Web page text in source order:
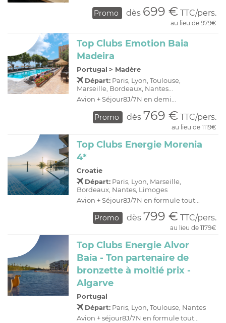
Promo dès 699 € TTC/pers.
au lieu de 979€
Top Clubs Emotion Baia
Madeira
Portugal > Madère
Départ: Paris, Lyon, Toulouse,
Marseille, Bordeaux, Nantes...
Avion + Séjour8J/7N en demi...
Promo dès 769 € TTC/pers.
au lieu de 1119€
Top Clubs Energie Morenia
4*
Croatie
Départ: Paris, Lyon, Marseille,
Bordeaux, Nantes, Limoges
Avion + Séjour8J/7N en formule tout...
Promo dès 799 € TTC/pers.
au lieu de 1179€
Top Clubs Energie Alvor
Baia - Ton partenaire de
bronzette à moitié prix -
Algarve
Portugal
Départ: Paris, Lyon, Toulouse, Nantes
Avion + séjour8J/7N en formule tout...